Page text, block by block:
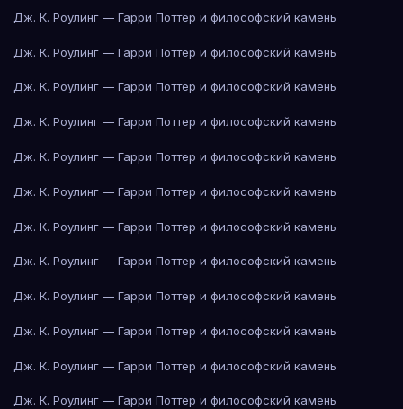
Дж. К. Роулинг — Гарри Поттер и философский камень
Дж. К. Роулинг — Гарри Поттер и философский камень
Дж. К. Роулинг — Гарри Поттер и философский камень
Дж. К. Роулинг — Гарри Поттер и философский камень
Дж. К. Роулинг — Гарри Поттер и философский камень
Дж. К. Роулинг — Гарри Поттер и философский камень
Дж. К. Роулинг — Гарри Поттер и философский камень
Дж. К. Роулинг — Гарри Поттер и философский камень
Дж. К. Роулинг — Гарри Поттер и философский камень
Дж. К. Роулинг — Гарри Поттер и философский камень
Дж. К. Роулинг — Гарри Поттер и философский камень
Дж. К. Роулинг — Гарри Поттер и философский камень